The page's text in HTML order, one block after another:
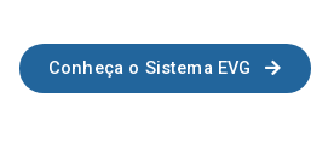
Conheça o Sistema EVG